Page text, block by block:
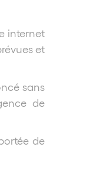
internet
et
sans
de
de